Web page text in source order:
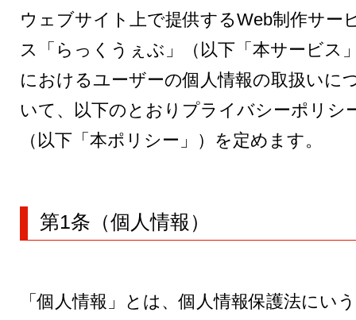
ウェブサイト上で提供するWeb制作サー
ス「らっくうぇぶ」（以下「本サービス
におけるユーザーの個人情報の取扱いに
いて、以下のとおりプライバシーポリシ
（以下「本ポリシー」）を定めます。
第1条（個人情報）
「個人情報」とは、個人情報保護法にいう